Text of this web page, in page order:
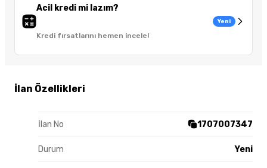
Acil kredi mi lazım?
Kredi fırsatlarını hemen incele!
Yeni
İlan Özellikleri
İlan No 1707007347
Durum Yeni